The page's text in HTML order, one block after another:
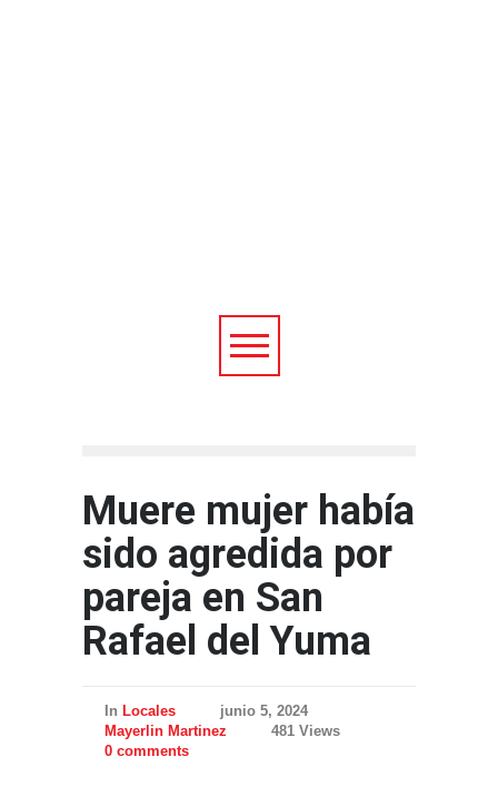
Muere mujer había
sido agredida por
pareja en San
Rafael del Yuma
In Locales
junio 5, 2024
Mayerlin Martinez
481 Views
0 comments